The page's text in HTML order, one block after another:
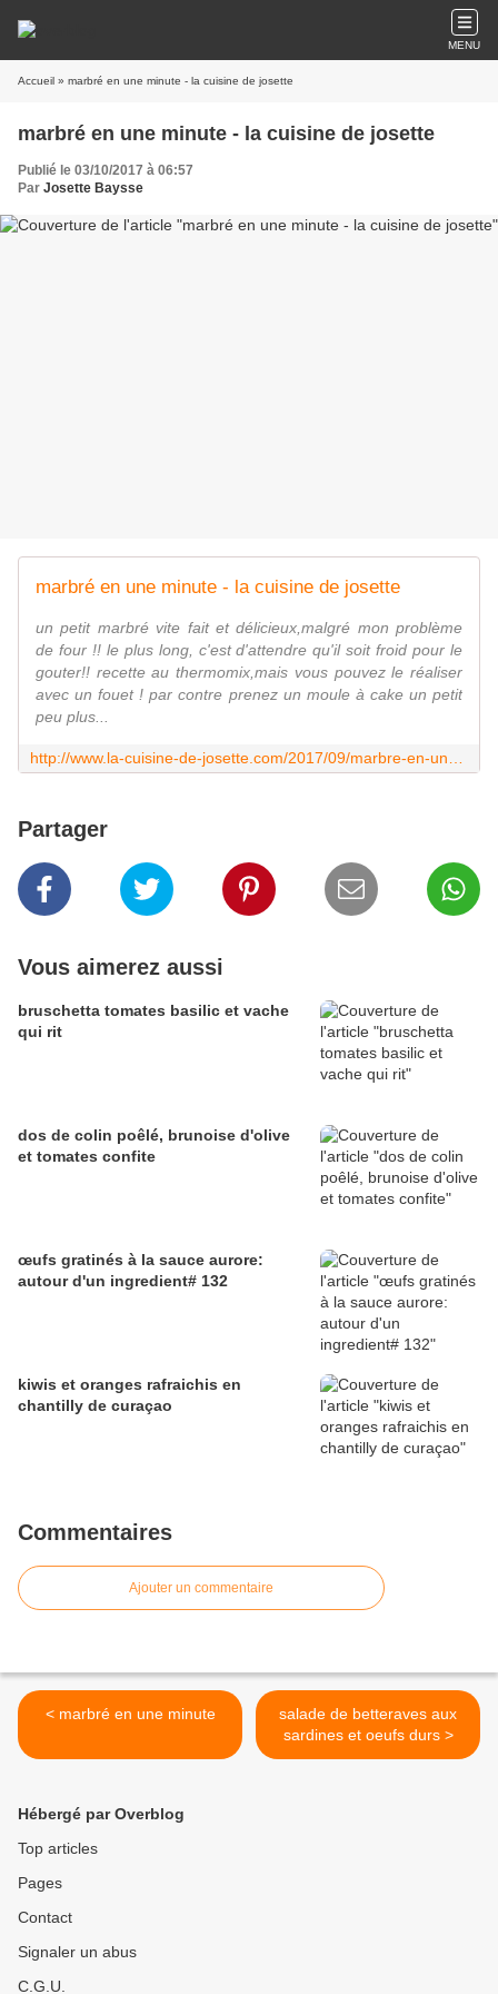
MENU
Accueil » marbré en une minute - la cuisine de josette
marbré en une minute - la cuisine de josette
Publié le 03/10/2017 à 06:57
Par Josette Baysse
marbré en une minute - la cuisine de josette
un petit marbré vite fait et délicieux,malgré mon problème
de four !! le plus long, c'est d'attendre qu'il soit froid pour le
gouter!! recette au thermomix,mais vous pouvez le réaliser
avec un fouet ! par contre prenez un moule à cake un petit
peu plus...
Partager
Vous aimerez aussi
bruschetta tomates basilic et vache
qui rit
dos de colin poêlé, brunoise d'olive
et tomates confite
œufs gratinés à la sauce aurore:
autour d'un ingredient# 132
kiwis et oranges rafraichis en
chantilly de curaçao
Commentaires
Ajouter un commentaire
< marbré en une minute
salade de betteraves aux
sardines et oeufs durs >
Hébergé par Overblog
Top articles
Pages
Contact
Signaler un abus
C.G.U.